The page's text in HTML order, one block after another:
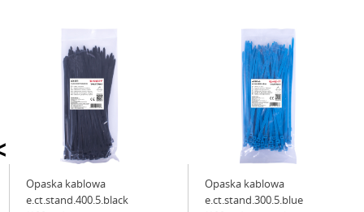
Opaska kablowa
e.ct.stand.400.5.black
Opaska kablowa
e.ct.stand.300.5.blue